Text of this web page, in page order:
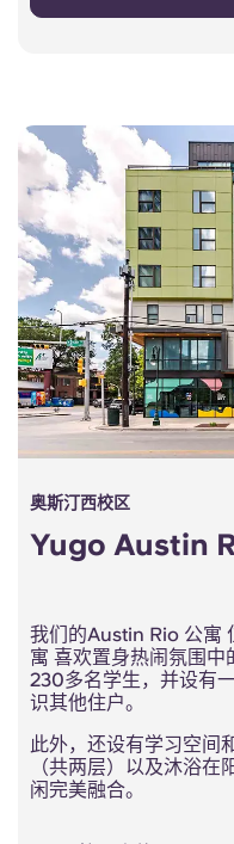
奥斯汀西校区
Yugo Austin
我们的Austin Rio 公寓
寓 喜欢置身热闹氛围
230多名学生，并设有
识其他住户。
此外，还设有学习空间
（共两层）以及沐浴
闲完美融合。